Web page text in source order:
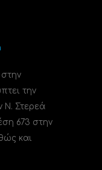
την
Ν. Στερεά
673 στην
και